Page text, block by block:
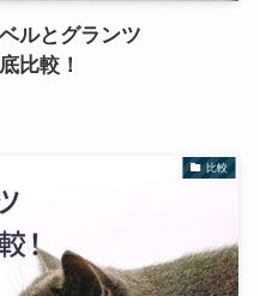
ルとグランツ
比較！
比較